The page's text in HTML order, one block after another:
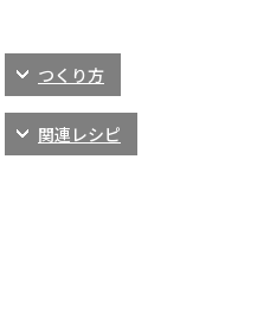
つくり方
関連レシピ